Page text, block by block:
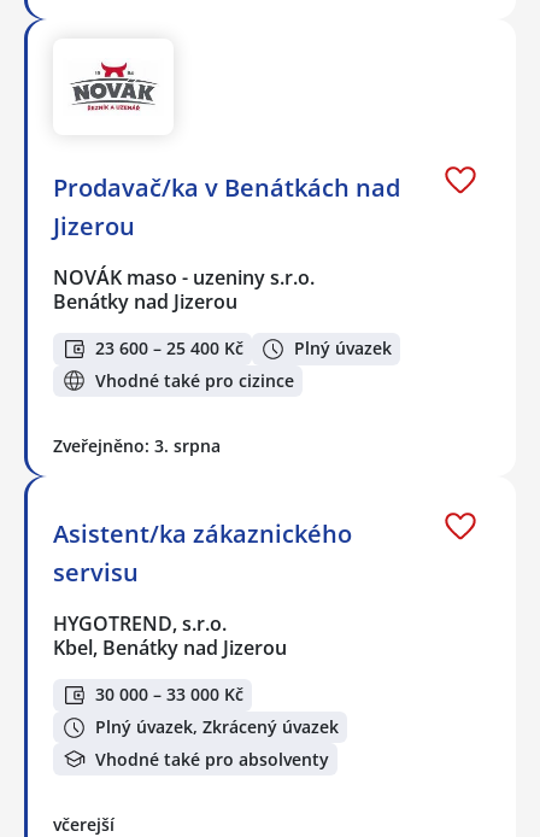
Prodavač/ka v Benátkách nad
Jizerou
NOVÁK maso - uzeniny s.r.o.
Benátky nad Jizerou
23 600 – 25 400 Kč
Plný úvazek
Vhodné také pro cizince
Zveřejněno: 3. srpna
Asistent/ka zákaznického
servisu
HYGOTREND, s.r.o.
Kbel, Benátky nad Jizerou
30 000 – 33 000 Kč
Plný úvazek, Zkrácený úvazek
Vhodné také pro absolventy
včerejší